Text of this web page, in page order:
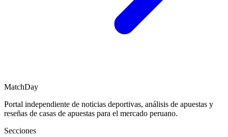
MatchDay
Portal independiente de noticias deportivas, análisis de apuestas y
reseñas de casas de apuestas para el mercado peruano.
Secciones